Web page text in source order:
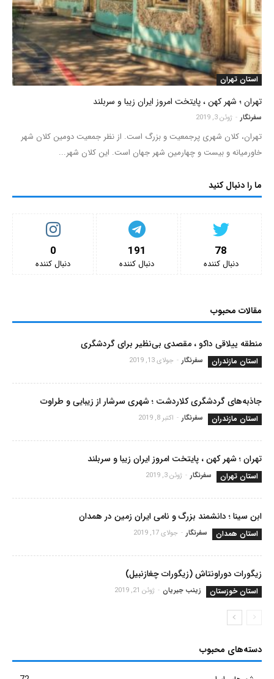
استان تهران
تهران ؛ شهر کهن ، پایتخت امروز ایران زیبا و سربلند
سفرنگار - ژوئن 3, 2019
تهران، کلان شهری پرجمعیت و بزرگ است. از نظر جمعیت دومین کلان شهر
خاورمیانه و بیست و چهارمین شهر جهان است. این کلان شهر...
ما را دنبال کنید
0
دنبال کننده‌
191
دنبال کننده‌
78
دنبال کننده‌
مقالات محبوب
منطقه ییلاقی داکو ، مقصدی بی‌نظیر برای گردشگری
استان مازندران سفرنگار - جولای 13, 2019
جاذبه‌های گردشگری کلاردشت ؛ شهری سرشار از زیبایی و طراوت
استان مازندران سفرنگار - اکتبر 8, 2019
تهران ؛ شهر کهن ، پایتخت امروز ایران زیبا و سربلند
استان تهران سفرنگار - ژوئن 3, 2019
ابن سینا ؛ دانشمند بزرگ و نامی ایران زمین در همدان
استان همدان سفرنگار - جولای 17, 2019
زیگورات دوراونتاش (زیگورات چغازنبیل)
استان خوزستان زینب جیریان - ژوئن 21, 2019
دسته‌های محبوب